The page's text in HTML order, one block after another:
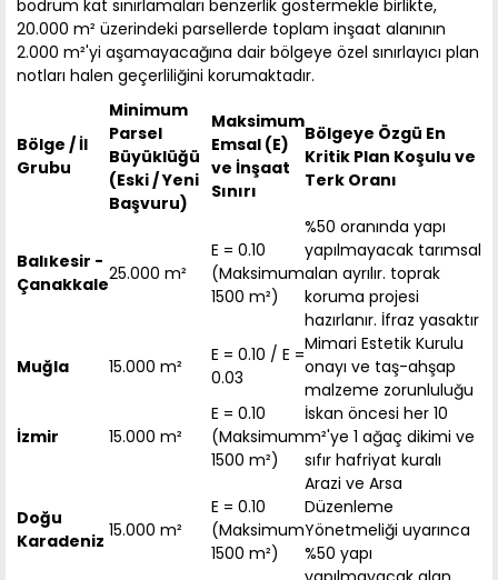
bodrum kat sınırlamaları benzerlik göstermekle birlikte,
20.000 m² üzerindeki parsellerde toplam inşaat alanının
2.000 m²'yi aşamayacağına dair bölgeye özel sınırlayıcı plan
notları halen geçerliliğini korumaktadır.
Bölge / İl
Grubu
Minimum
Parsel
Büyüklüğü
(Eski / Yeni
Başvuru)
Maksimum
Emsal (E)
ve İnşaat
Sınırı
Bölgeye Özgü En
Kritik Plan Koşulu ve
Terk Oranı
Balıkesir -
Çanakkale25.000 m²
E = 0.10
(Maksimum
1500 m²)
%50 oranında yapı
yapılmayacak tarımsal
alan ayrılır. toprak
koruma projesi
hazırlanır. İfraz yasaktır
Muğla 15.000 m²
E = 0.10 / E =
0.03
Mimari Estetik Kurulu
onayı ve taş-ahşap
malzeme zorunluluğu
İzmir 15.000 m²
E = 0.10
(Maksimum
1500 m²)
İskan öncesi her 10
m²'ye 1 ağaç dikimi ve
sıfır hafriyat kuralı
Doğu
Karadeniz 15.000 m²
E = 0.10
(Maksimum
1500 m²)
Arazi ve Arsa
Düzenleme
Yönetmeliği uyarınca
%50 yapı